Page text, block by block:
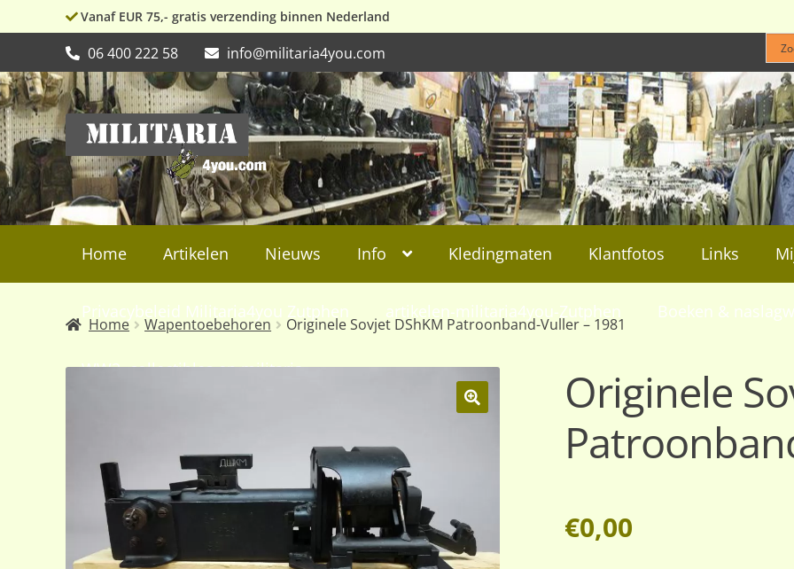
Vanaf EUR 75,- gratis verzending binnen Nederland
06 400 222 58 info@militaria4you.com
Ga
door
naar
navigatie
Ga
naar
de
inhoud
Home Artikelen Nieuws Info Kledingmaten Klantfotos Links
Privacybeleid Militaria4you Zutphen artikelen-militaria4you-Zutphen Boeken &
WW2, collectibles en militaria
Home Wapentoebehoren Originele Sovjet DShKM Patroonband-Vuller – 1981
Originele
€0,00